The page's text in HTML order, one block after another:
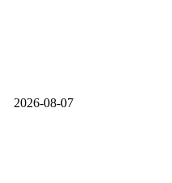
2026-08-07